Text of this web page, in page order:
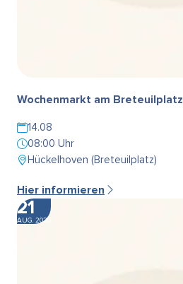
Wochenmarkt am Breteuilplatz
14.08
08:00 Uhr
Hückelhoven (Breteuilplatz)
Hier informieren
21
AUG. 2026